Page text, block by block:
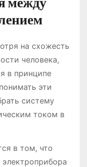
на схожесть
человека,
в принципе
эти
систему
током в
в том, что